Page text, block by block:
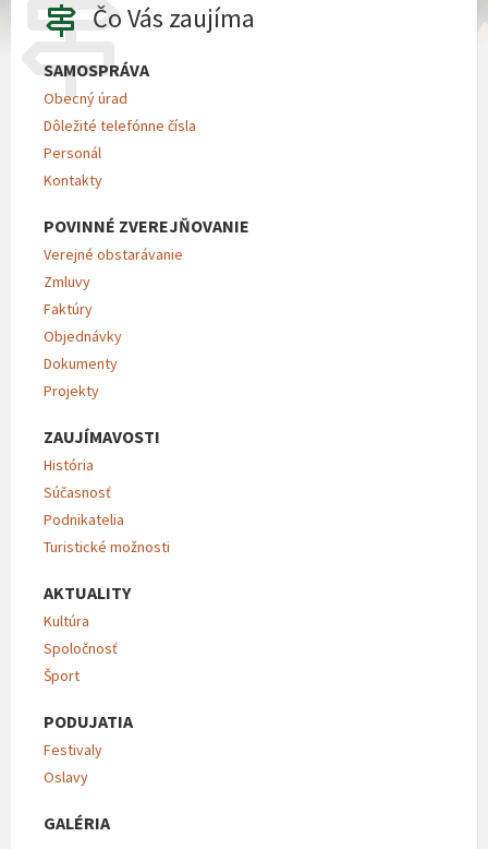
Čo Vás zaujíma
SAMOSPRÁVA
Obecný úrad
Dôležité telefónne čísla
Personál
Kontakty
POVINNÉ ZVEREJŇOVANIE
Verejné obstarávanie
Zmluvy
Faktúry
Objednávky
Dokumenty
Projekty
ZAUJÍMAVOSTI
História
Súčasnosť
Podnikatelia
Turistické možnosti
AKTUALITY
Kultúra
Spoločnosť
Šport
PODUJATIA
Festivaly
Oslavy
GALÉRIA